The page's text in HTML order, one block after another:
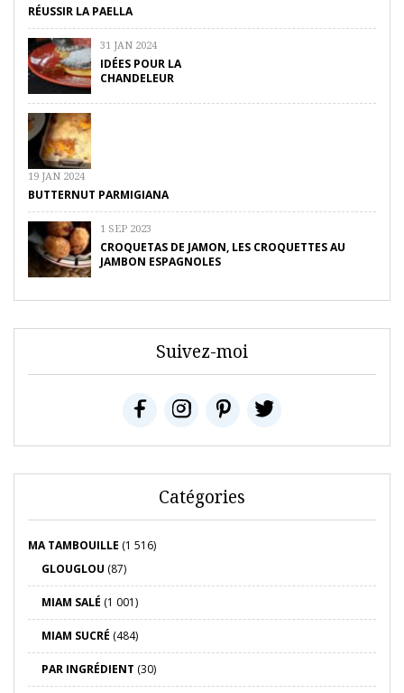
RÉUSSIR LA PAELLA
31 JAN 2024
IDÉES POUR LA
CHANDELEUR
19 JAN 2024
BUTTERNUT PARMIGIANA
1 SEP 2023
CROQUETAS DE JAMON, LES CROQUETTES AU
JAMBON ESPAGNOLES
Suivez-moi
Catégories
MA TAMBOUILLE (1 516)
GLOUGLOU (87)
MIAM SALÉ (1 001)
MIAM SUCRÉ (484)
PAR INGRÉDIENT (30)